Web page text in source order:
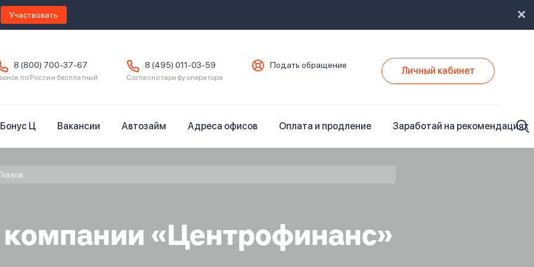
Участвовать
8 (800) 700-37-67
по России бесплатный
8 (495) 011-03-59
Согласно тарифу оператора
Подать обращение Личный кабинет
Бонус Ц Вакансии Автозайм Адреса офисов Оплата и продление Заработай на рекомендациях
компании «Центрофинанс»